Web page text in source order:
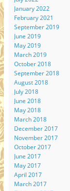
January 2022
February 2021
September 2019
June 2019
May 2019
March 2019
October 2018
September 2018
August 2018
July 2018
June 2018
May 2018
March 2018
December 2017
November 2017
October 2017
June 2017
May 2017
April 2017
March 2017